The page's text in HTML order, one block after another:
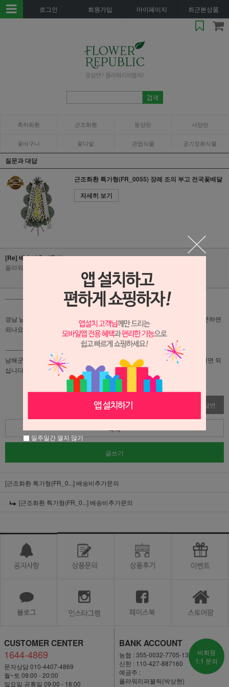
로그인 회원가입 마이페이지 최근본상품
축하화환 근조화환 동양란 서양란
꽃바구니 꽃다발 관엽식물 공기정화식물
질문과 대답
근조화환 특가형(FR_0055) 장례 조의 부고 전국꽃배달
자세히 보기
[Re] 배송비추가문의
플라워리퍼블릭
-------------------------------------------------------------------------
경남 남해군 남해읍이 배송비 추가지역에 없으면 추가결제 따로 안하고 주문하면
되나요?
-------------------------------------------------------------------------
남해군은 배송비 만원 추가지역이십니다! 옵션에서 만원 추가해서 결제주시면 되
십니다 :)
답변
목록
글쓰기
[근조화환 특가형(FR_0...]배송비추가문의
[근조화환 특가형(FR_0...]배송비추가문의
CUSTOMER CENTER
1644-4869
문자상담 010-4407-4869
월~토 09:00 - 20:00
일요일·공휴일 09:00 - 18:00
BANK ACCOUNT
농협 : 355-0032-7705-13
신한 : 110-427-887160
예금주 :
플라워리퍼블릭(박상현)
비회원
1:1 문의
일주일간 열지 않기